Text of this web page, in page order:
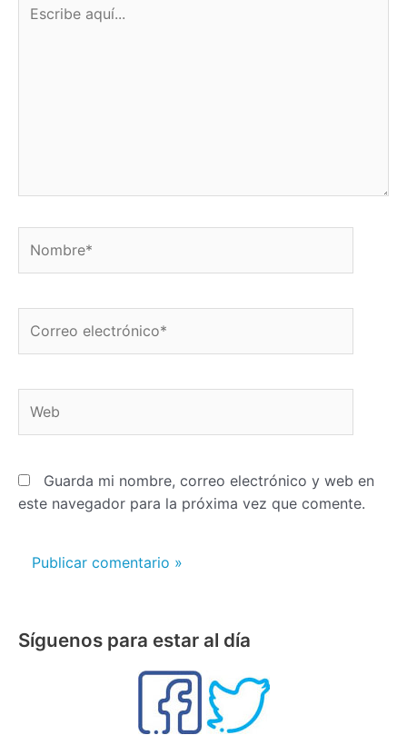
aquí...
electrónico*
Guarda mi nombre, correo electrónico y web en
este navegador para la próxima vez que comente.
Síguenos para estar al día